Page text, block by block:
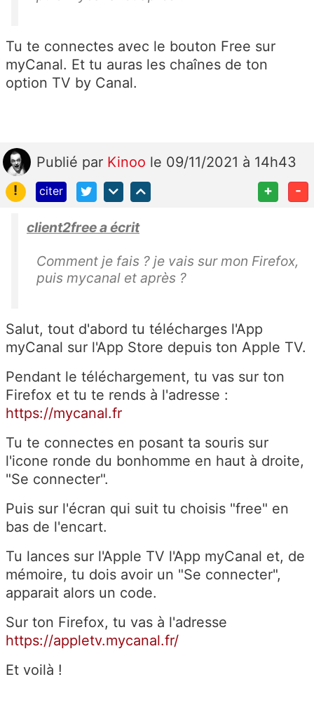
Tu te connectes avec le bouton Free sur
myCanal. Et tu auras les chaînes de ton
option TV by Canal.
Publié par Kinoo le 09/11/2021 à 14h43
!
citer + -
client2free a écrit
Comment je fais ? je vais sur mon Firefox,
puis mycanal et après ?
Salut, tout d'abord tu télécharges l'App
myCanal sur l'App Store depuis ton Apple TV.
Pendant le téléchargement, tu vas sur ton
Firefox et tu te rends à l'adresse :
https://mycanal.fr
Tu te connectes en posant ta souris sur
l'icone ronde du bonhomme en haut à droite,
"Se connecter".
Puis sur l'écran qui suit tu choisis "free" en
bas de l'encart.
Tu lances sur l'Apple TV l'App myCanal et, de
mémoire, tu dois avoir un "Se connecter",
apparait alors un code.
Sur ton Firefox, tu vas à l'adresse
https://appletv.mycanal.fr/
Et voilà !